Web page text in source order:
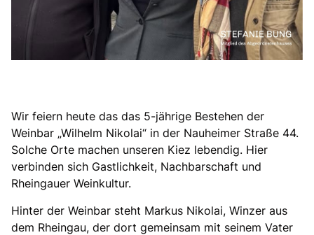
Wir feiern heute das das 5-jährige Bestehen der
Weinbar „Wilhelm Nikolai“ in der Nauheimer Straße 44.
Solche Orte machen unseren Kiez lebendig. Hier
verbinden sich Gastlichkeit, Nachbarschaft und
Rheingauer Weinkultur.
Hinter der Weinbar steht Markus Nikolai, Winzer aus
dem Rheingau, der dort gemeinsam mit seinem Vater